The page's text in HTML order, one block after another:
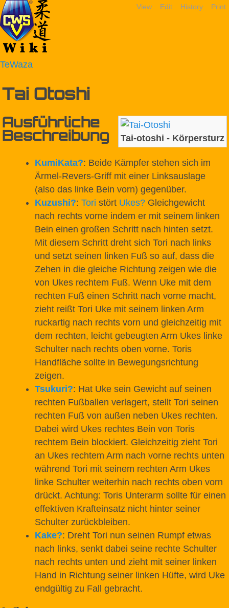
View Edit History Print
TeWaza
Tai Otoshi
Tai-otoshi - Körpersturz
Ausführliche
Beschreibung
KumiKata?: Beide Kämpfer stehen sich im
Ärmel-Revers-Griff mit einer Linksauslage
(also das linke Bein vorn) gegenüber.
Kuzushi?: Tori stört Ukes? Gleichgewicht
nach rechts vorne indem er mit seinem linken
Bein einen großen Schritt nach hinten setzt.
Mit diesem Schritt dreht sich Tori nach links
und setzt seinen linken Fuß so auf, dass die
Zehen in die gleiche Richtung zeigen wie die
von Ukes rechtem Fuß. Wenn Uke mit dem
rechten Fuß einen Schritt nach vorne macht,
zieht reißt Tori Uke mit seinem linken Arm
ruckartig nach rechts vorn und gleichzeitig mit
dem rechten, leicht gebeugten Arm Ukes linke
Schulter nach rechts oben vorne. Toris
Handfläche sollte in Bewegungsrichtung
zeigen.
Tsukuri?: Hat Uke sein Gewicht auf seinen
rechten Fußballen verlagert, stellt Tori seinen
rechten Fuß von außen neben Ukes rechten.
Dabei wird Ukes rechtes Bein von Toris
rechtem Bein blockiert. Gleichzeitig zieht Tori
an Ukes rechtem Arm nach vorne rechts unten
während Tori mit seinem rechten Arm Ukes
linke Schulter weiterhin nach rechts oben vorn
drückt. Achtung: Toris Unterarm sollte für einen
effektiven Krafteinsatz nicht hinter seiner
Schulter zurückbleiben.
Kake?: Dreht Tori nun seinen Rumpf etwas
nach links, senkt dabei seine rechte Schulter
nach rechts unten und zieht mit seiner linken
Hand in Richtung seiner linken Hüfte, wird Uke
endgültig zu Fall gebracht.